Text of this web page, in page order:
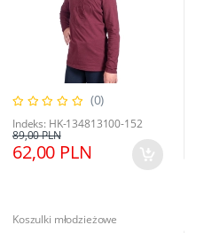
(0)
Indeks: HK-134813100-152
62,00 PLN
89,00 PLN
Koszulki młodzieżowe